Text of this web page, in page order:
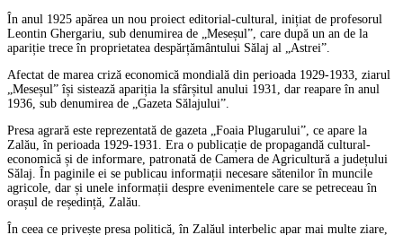
În anul 1925 apărea un nou proiect editorial-cultural, inițiat de profesorul
Leontin Ghergariu, sub denumirea de „Meseșul”, care după un an de la
apariție trece în proprietatea despărțământului Sălaj al „Astrei”.
Afectat de marea criză economică mondială din perioada 1929-1933, ziarul
„Meseșul” își sistează apariția la sfârșitul anului 1931, dar reapare în anul
1936, sub denumirea de „Gazeta Sălajului”.
Presa agrară este reprezentată de gazeta „Foaia Plugarului”, ce apare la
Zalău, în perioada 1929-1931. Era o publicație de propagandă cultural-
economică și de informare, patronată de Camera de Agricultură a județului
Sălaj. În paginile ei se publicau informații necesare sătenilor în muncile
agricole, dar și unele informații despre evenimentele care se petreceau în
orașul de reședință, Zalău.
În ceea ce privește presa politică, în Zalăul interbelic apar mai multe ziare,